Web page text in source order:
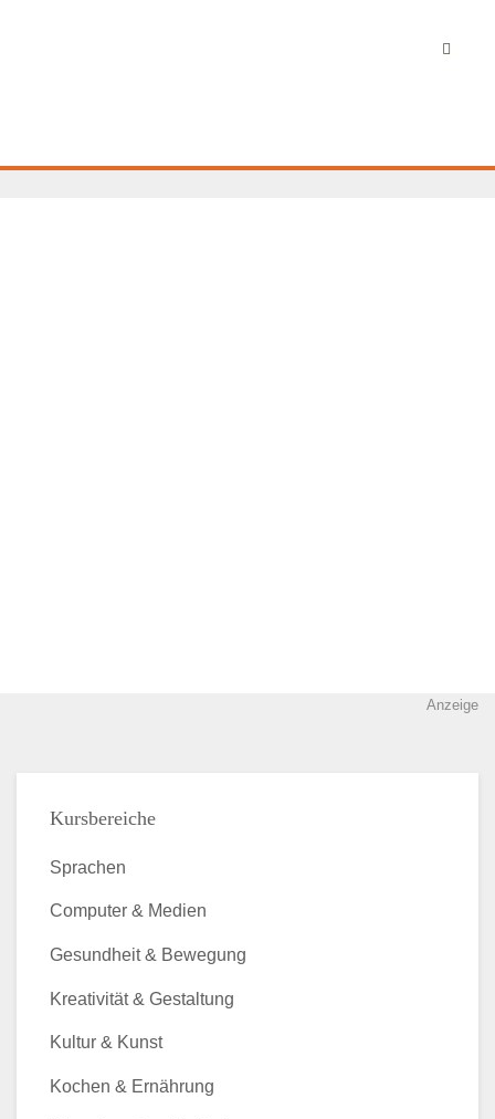
Anzeige
Kursbereiche
Sprachen
Computer & Medien
Gesundheit & Bewegung
Kreativität & Gestaltung
Kultur & Kunst
Kochen & Ernährung